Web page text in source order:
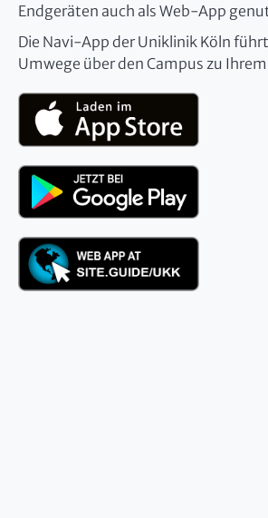
Endgeräten auch als Web-App
Die Navi-App der Uniklinik Köln
Umwege über den Campus zu